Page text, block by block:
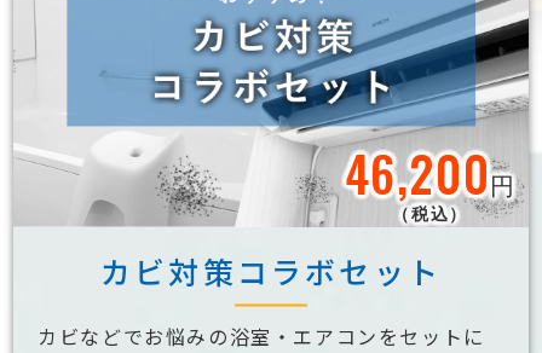
46,200円
（税込）
カビ対策コラボセット
カビなどでお悩みの浴室・エアコンをセットに